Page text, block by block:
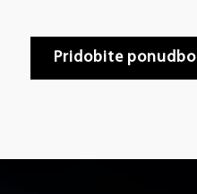
Pridobite ponudbo